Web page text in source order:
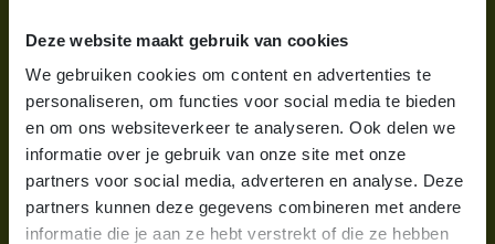
Deze website maakt gebruik van cookies
We gebruiken cookies om content en advertenties te
personaliseren, om functies voor social media te bieden
en om ons websiteverkeer te analyseren. Ook delen we
informatie over je gebruik van onze site met onze
partners voor social media, adverteren en analyse. Deze
partners kunnen deze gegevens combineren met andere
informatie die je aan ze hebt verstrekt of die ze hebben
Wat kost een gastouder?
Hoe vind ik een gastouder?
Voor gastouders
Gastouder worden bij 4Kids